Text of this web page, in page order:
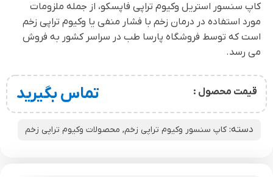
کاپ سنسور استریل وکیوم تراپی فاپسکو، از جمله ملزومات
مورد استفاده در درمان زخم با فشار منفی یا وکیوم تراپی زخم
است که توسط فروشگاه پارسا طب در سراسر کشور به فروش
می رسد.
قیمت محصول : تماس بگیرید
دسته: کاپ سنسور وکیوم تراپی زخم, محصولات وکیوم تراپی زخم